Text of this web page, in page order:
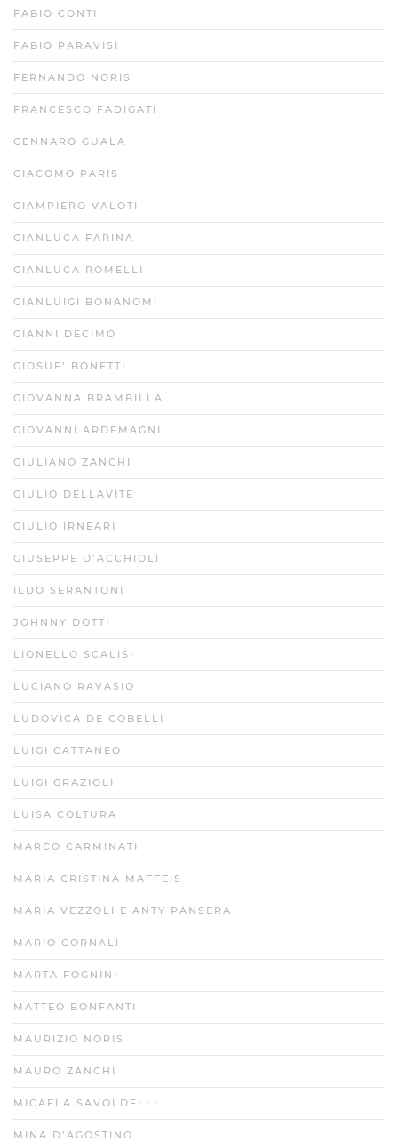
FABIO CONTI
FABIO PARAVISI
FERNANDO NORIS
FRANCESCO FADIGATI
GENNARO GUALA
GIACOMO PARIS
GIAMPIERO VALOTI
GIANLUCA FARINA
GIANLUCA ROMELLI
GIANLUIGI BONANOMI
GIANNI DECIMO
GIOSUE’ BONETTI
GIOVANNA BRAMBILLA
GIOVANNI ARDEMAGNI
GIULIANO ZANCHI
GIULIO DELLAVITE
GIULIO IRNEARI
GIUSEPPE D’ACCHIOLI
ILDO SERANTONI
JOHNNY DOTTI
LIONELLO SCALISI
LUCIANO RAVASIO
LUDOVICA DE COBELLI
LUIGI CATTANEO
LUIGI GRAZIOLI
LUISA COLTURA
MARCO CARMINATI
MARIA CRISTINA MAFFEIS
MARIA VEZZOLI E ANTY PANSERA
MARIO CORNALI
MARTA FOGNINI
MATTEO BONFANTI
MAURIZIO NORIS
MAURO ZANCHI
MICAELA SAVOLDELLI
MINA D’AGOSTINO